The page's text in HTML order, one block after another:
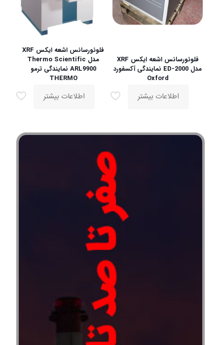
فلوئورسانس اشعه ایکس XRF
مدل ED-2000 نمایندگی آکسفورد
Oxford
اطلاعات بیشتر
فلوئورسانس اشعه ایکس XRF
مدل Thermo Scientific
ARL9900 نمایندگی ترمو
THERMO
اطلاعات بیشتر